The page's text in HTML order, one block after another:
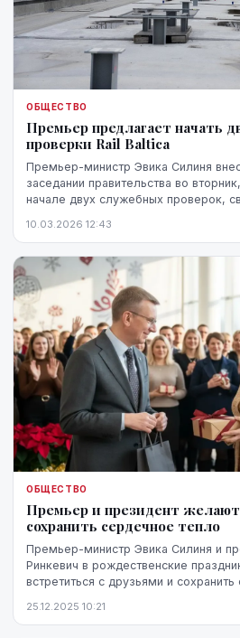
ОБЩЕСТВО
Премьер предлагает начать
проверки Rail Baltica
Премьер-министр Эвика Силиня
заседании правительства во
начале двух служебных проверок,
10.03.2026 12:43
ОБЩЕСТВО
Премьер и президент
сохранить сердечное тепло
Премьер-министр Эвика Силиня и
Ринкевич в рождественские
встретиться с друзьями и
25.12.2025 10:21